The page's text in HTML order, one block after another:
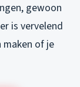
gewoon
is vervelend
maken of je